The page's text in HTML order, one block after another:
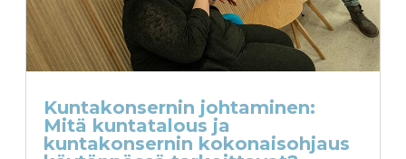
Kuntakonsernin johtaminen:
Mitä kuntatalous ja
kuntakonsernin kokonaisohjaus